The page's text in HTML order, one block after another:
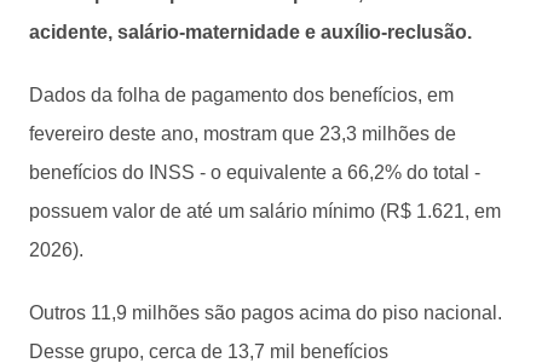
acidente, salário-maternidade e auxílio-reclusão.
Dados da folha de pagamento dos benefícios, em
fevereiro deste ano, mostram que 23,3 milhões de
benefícios do INSS - o equivalente a 66,2% do total -
possuem valor de até um salário mínimo (R$ 1.621, em
2026).
Outros 11,9 milhões são pagos acima do piso nacional.
Desse grupo, cerca de 13,7 mil benefícios